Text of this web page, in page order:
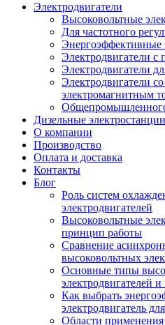
Электродвигатели
Высоковольтные
Для частотного
Энергоэффективные
Электродвигатели
Электродвигатели
Электродвигатели
электромагнитным
Дизельные электростанции
О компании
Производство
Оплата и доставка
Контакты
Блог
Роль систем
электродвигателей
Высоковольтные
принцип работы
Сравнение
высоковольтных
Основные типы
электродвигателей
Как выбрать
электродвигатель
Области применения